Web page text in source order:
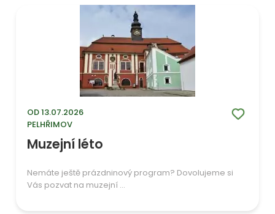
OD 13.07.2026
PELHŘIMOV
Muzejní léto
Nemáte ještě prázdninový program? Dovolujeme si
Vás pozvat na muzejní ...